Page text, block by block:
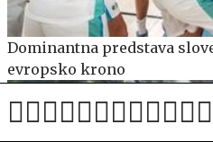
Dominantna predstava
evropsko krono